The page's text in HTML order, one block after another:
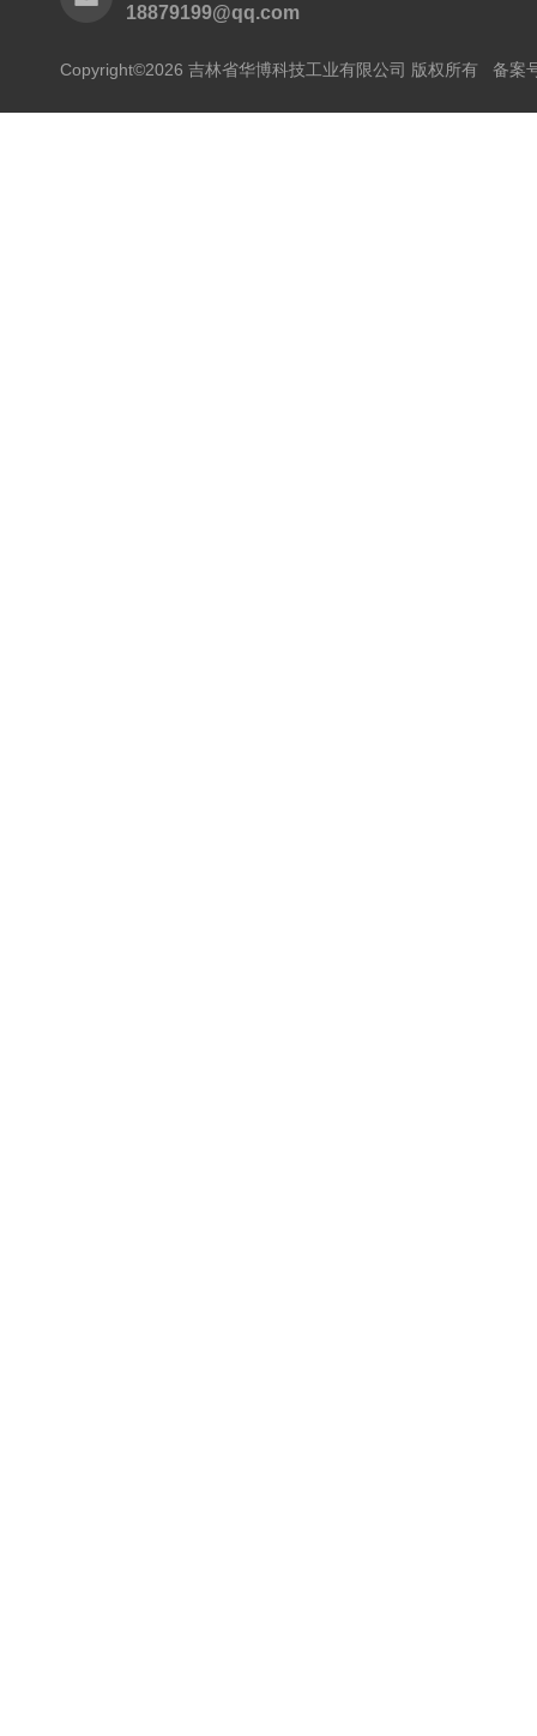
18879199@qq.com
Copyright©2026 吉林省华博科技工业有限公司 版权所有 备案